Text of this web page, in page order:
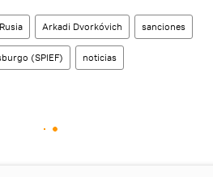
Rusia Arkadi Dvorkóvich sanciones
(SPIEF) noticias